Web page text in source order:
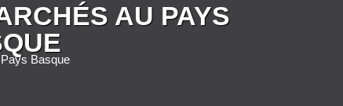
Basque
AU PAYS